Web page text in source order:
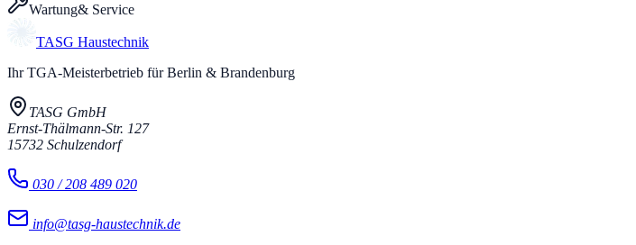
Wartung& Service
TASG Haustechnik
Ihr TGA-Meisterbetrieb für Berlin & Brandenburg
TASG GmbH
Ernst-Thälmann-Str. 127
15732 Schulzendorf
030 / 208 489 020
info@tasg-haustechnik.de